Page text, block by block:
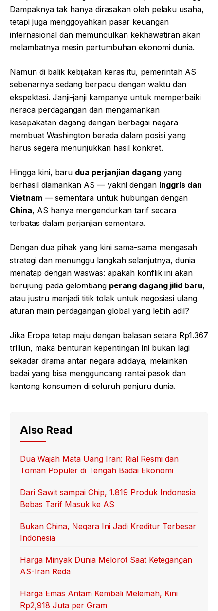
Dampaknya tak hanya dirasakan oleh pelaku usaha,
tetapi juga menggoyahkan pasar keuangan
internasional dan memunculkan kekhawatiran akan
melambatnya mesin pertumbuhan ekonomi dunia.
Namun di balik kebijakan keras itu, pemerintah AS
sebenarnya sedang berpacu dengan waktu dan
ekspektasi. Janji-janji kampanye untuk memperbaiki
neraca perdagangan dan mengamankan
kesepakatan dagang dengan berbagai negara
membuat Washington berada dalam posisi yang
harus segera menunjukkan hasil konkret.
Hingga kini, baru dua perjanjian dagang yang
berhasil diamankan AS — yakni dengan Inggris dan
Vietnam — sementara untuk hubungan dengan
China, AS hanya mengendurkan tarif secara
terbatas dalam perjanjian sementara.
Dengan dua pihak yang kini sama-sama mengasah
strategi dan menunggu langkah selanjutnya, dunia
menatap dengan waswas: apakah konflik ini akan
berujung pada gelombang perang dagang jilid baru,
atau justru menjadi titik tolak untuk negosiasi ulang
aturan main perdagangan global yang lebih adil?
Jika Eropa tetap maju dengan balasan setara Rp1.367
triliun, maka benturan kepentingan ini bukan lagi
sekadar drama antar negara adidaya, melainkan
badai yang bisa mengguncang rantai pasok dan
kantong konsumen di seluruh penjuru dunia.
Also Read
Dua Wajah Mata Uang Iran: Rial Resmi dan
Toman Populer di Tengah Badai Ekonomi
Dari Sawit sampai Chip, 1.819 Produk Indonesia
Bebas Tarif Masuk ke AS
Bukan China, Negara Ini Jadi Kreditur Terbesar
Indonesia
Harga Minyak Dunia Melorot Saat Ketegangan
AS-Iran Reda
Harga Emas Antam Kembali Melemah, Kini
Rp2,918 Juta per Gram